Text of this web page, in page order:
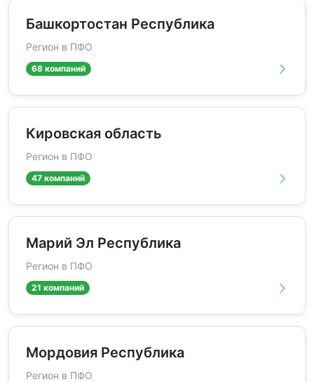
Башкортостан Республика
Регион в ПФО
68 компаний
Кировская область
Регион в ПФО
47 компаний
Марий Эл Республика
Регион в ПФО
21 компаний
Мордовия Республика
Регион в ПФО